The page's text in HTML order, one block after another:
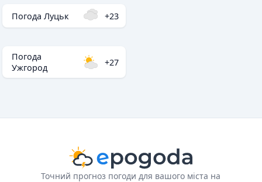
Погода Луцьк +23
Погода
Ужгород
+27
Точний прогноз погоди для вашого міста на